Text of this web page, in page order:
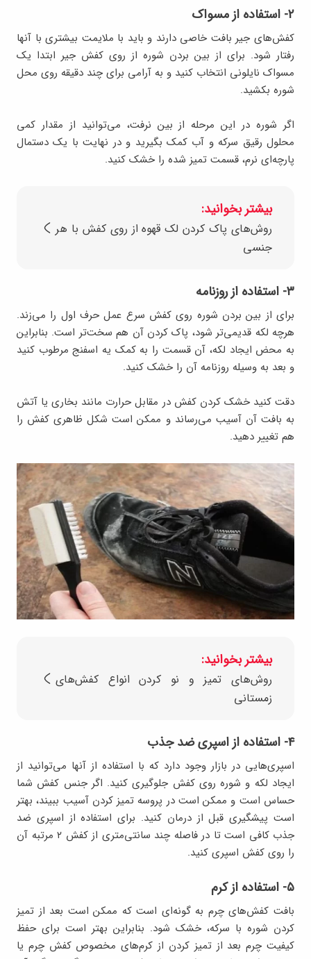
۲- استفاده از مسواک
کفش‌های جیر بافت خاصی دارند و باید با ملایمت بیشتری با آنها
رفتار شود. برای از بین بردن شوره از روی کفش جیر ابتدا یک
مسواک نایلونی انتخاب کنید و به آرامی برای چند دقیقه روی محل
شوره بکشید.
اگر شوره در این مرحله از بین نرفت، می‌توانید از مقدار کمی
محلول رقیق سرکه و آب کمک بگیرید و در نهایت با یک دستمال
پارچه‌ای نرم، قسمت تمیز شده را خشک کنید.
بیشتر بخوانید:
روش‌های پاک کردن لک قهوه از روی کفش با هر
جنسی
۳- استفاده از روزنامه
برای از بین بردن شوره روی کفش سرع عمل حرف اول را می‌زند.
هرچه لکه قدیمی‌تر شود، پاک کردن آن هم سخت‌تر است. بنابراین
به محض ایجاد لکه، آن قسمت را به کمک یه اسفنج مرطوب کنید
و بعد به وسیله روزنامه آن را خشک کنید.
دقت کنید خشک کردن کفش در مقابل حرارت مانند بخاری یا آتش
به بافت آن آسیب می‌رساند و ممکن است شکل ظاهری کفش را
هم تغییر دهید.
بیشتر بخوانید:
روش‌های تمیز و نو کردن انواع کفش‌های
زمستانی
۴- استفاده از اسپری ضد جذب
اسپری‌هایی در بازار وجود دارد که با استفاده از آنها می‌توانید از
ایجاد لکه و شوره روی کفش جلوگیری کنید. اگر جنس کفش شما
حساس است و ممکن است در پروسه تمیز کردن آسیب ببیند، بهتر
است پیشگیری قبل از درمان کنید. برای استفاده از اسپری ضد
جذب کافی است تا در فاصله چند سانتی‌متری از کفش ۲ مرتبه آن
را روی کفش اسپری کنید.
۵- استفاده از کرم
بافت کفش‌های چرم به گونه‌ای است که ممکن است بعد از تمیز
کردن شوره با سرکه، خشک شود. بنابراین بهتر است برای حفظ
کیفیت چرم بعد از تمیز کردن از کرم‌های مخصوص کفش چرم یا